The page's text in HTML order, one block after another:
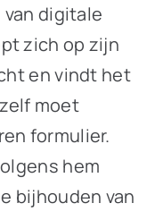
digitale
zich op zijn
en vindt het
moet
formulier.
hem
bijhouden van